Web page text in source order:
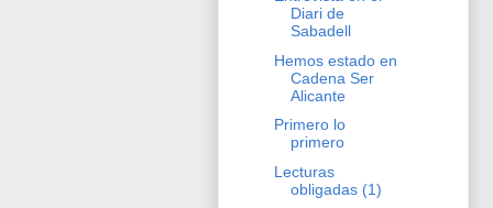
Diari de
Sabadell
Hemos estado en
Cadena Ser
Alicante
Primero lo
primero
Lecturas
obligadas (1)